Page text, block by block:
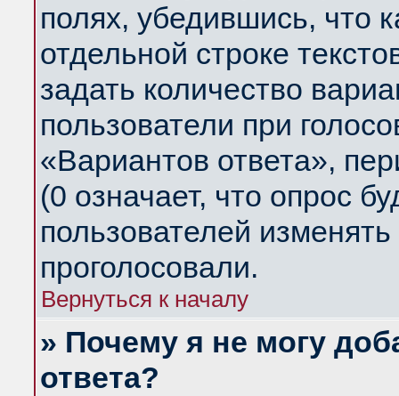
полях, убедившись, что
отдельной строке
задать количество
пользователи при
«Вариантов ответа»,
(0 означает, что опрос
пользователей
проголосовали.
Вернуться к началу
» Почему я не могу
ответа?